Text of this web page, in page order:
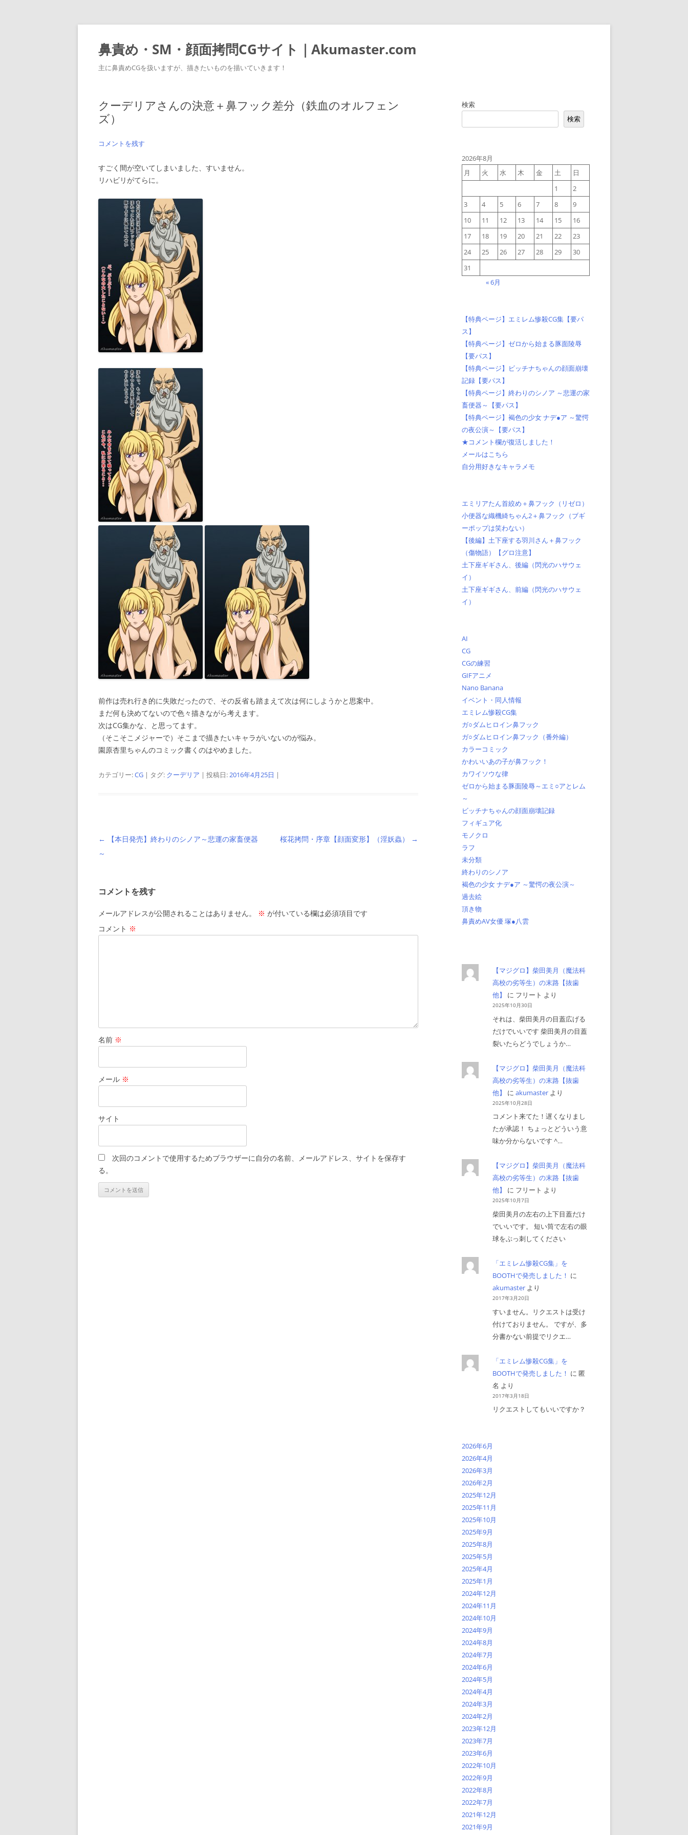
コ
テ
ン
ツ
へ
ス
鼻責め・SM・顔面拷問CGサイト｜Akumaster.com
主に鼻責めCGを扱いますが、描きたいものを描いていきます！
クーデリアさんの決意＋鼻フック差分（鉄血のオルフェン
ズ）
コメントを残す
すごく間が空いてしまいました、すいません。
リハビリがてらに。
前作は売れ行き的に失敗だったので、その反省も踏まえて次は何にしようかと思案中。
まだ何も決めてないので色々描きながら考えます。
次はCG集かな、と思ってます。
（そこそこメジャーで）そこまで描きたいキャラがいないのが悩み。
園原杏里ちゃんのコミック書くのはやめました。
カテゴリー:CG | タグ: クーデリア | 投稿日:2016年4月25日 |
投
稿
ゲ
ー
シ
ョ
←
【本日発売】終わりのシノア～悲運の家畜便器
～
桜花拷問・序章【顔面変形】（淫妖蟲） →
コメントを残す
メールアドレスが公開されることはありません。 ※ が付いている欄は必須項目です
コメント ※
名前 ※
メール ※
サイト
次回のコメントで使用するためブラウザーに自分の名前、メールアドレス、サイトを保存す
る。
検索
検索
2026年8月
月
火 水 木 金 土
日
1
2
3
4 5 6 7 8
9
10
11 12 13 14 15
16
17
18 19 20 21 22
23
24
25 26 27 28 29
30
31
« 6月
【特典ページ】エミレム惨殺CG集【要パ
ス】
【特典ページ】ゼロから始まる豚面陵辱
【要パス】
【特典ページ】ビッチナちゃんの顔面崩壊
記録【要パス】
【特典ページ】終わりのシノア ～悲運の家
畜便器～【要パス】
【特典ページ】褐色の少女 ナデ●ア ～驚愕
の夜公演～【要パス】
★コメント欄が復活しました！
メールはこちら
自分用好きなキャラメモ
エミリアたん首絞め＋鼻フック（リゼロ）
小便器な織機綺ちゃん2＋鼻フック（ブギ
ーポップは笑わない）
【後編】土下座する羽川さん＋鼻フック
（傷物語）【グロ注意】
土下座ギギさん、後編（閃光のハサウェ
イ）
土下座ギギさん、前編（閃光のハサウェ
イ）
AI
CG
CGの練習
GIFアニメ
Nano Banana
イベント・同人情報
エミレム惨殺CG集
ガ○ダムヒロイン鼻フック
ガ○ダムヒロイン鼻フック（番外編）
カラーコミック
かわいいあの子が鼻フック！
カワイソウな律
ゼロから始まる豚面陵辱～エミ○アとレム
～
ビッチナちゃんの顔面崩壊記録
フィギュア化
モノクロ
ラフ
未分類
終わりのシノア
褐色の少女 ナデ●ア ～驚愕の夜公演～
過去絵
頂き物
鼻責めAV女優 塚●八雲
【マジグロ】柴田美月（魔法科
高校の劣等生）の末路【抜歯
他】
に フリート より
2025年10月30日
それは、柴田美月の目蓋広げる
だけでいいです 柴田美月の目蓋
裂いたらどうでしょうか…
【マジグロ】柴田美月（魔法科
高校の劣等生）の末路【抜歯
他】
に akumaster より
2025年10月28日
コメント来てた！遅くなりまし
たが承認！ ちょっとどういう意
味か分からないです ^…
【マジグロ】柴田美月（魔法科
高校の劣等生）の末路【抜歯
他】
に フリート より
2025年10月7日
柴田美月の左右の上下目蓋だけ
でいいです。 短い筒で左右の眼
球をぶっ刺してください
「エミレム惨殺CG集」を
BOOTHで発売しました！ に
akumaster より
2017年3月20日
すいません。リクエストは受け
付けておりません。 ですが、多
分書かない前提でリクエ…
「エミレム惨殺CG集」を
BOOTHで発売しました！ に 匿
名 より
2017年3月18日
リクエストしてもいいですか？
2026年6月
2026年4月
2026年3月
2026年2月
2025年12月
2025年11月
2025年10月
2025年9月
2025年8月
2025年5月
2025年4月
2025年1月
2024年12月
2024年11月
2024年10月
2024年9月
2024年8月
2024年7月
2024年6月
2024年5月
2024年4月
2024年3月
2024年2月
2023年12月
2023年7月
2023年6月
2022年10月
2022年9月
2022年8月
2022年7月
2021年12月
2021年9月